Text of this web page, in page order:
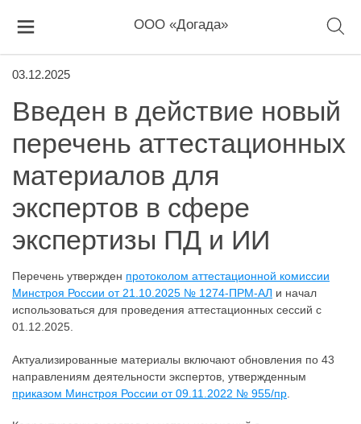
ООО «Догада»
03.12.2025
Введен в действие новый
перечень аттестационных
материалов для
экспертов в сфере
экспертизы ПД и ИИ
Перечень утвержден протоколом аттестационной комиссии
Минстроя России от 21.10.2025 № 1274-ПРМ-АЛ и начал
использоваться для проведения аттестационных сессий с
01.12.2025.
Актуализированные материалы включают обновления по 43
направлениям деятельности экспертов, утвержденным
приказом Минстроя России от 09.11.2022 № 955/пр